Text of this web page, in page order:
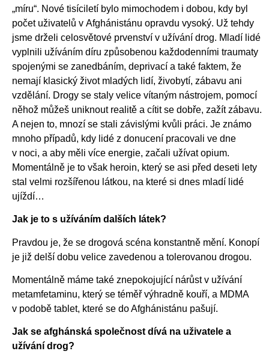
„míru“. Nové tisíciletí bylo mimochodem i dobou, kdy byl
počet uživatelů v Afghánistánu opravdu vysoký. Už tehdy
jsme drželi celosvětové prvenství v užívání drog. Mladí lidé
vyplnili užíváním díru způsobenou každodenními traumaty
spojenými se zanedbáním, deprivací a také faktem, že
nemají klasický život mladých lidí, živobytí, zábavu ani
vzdělání. Drogy se staly velice vítaným nástrojem, pomocí
něhož můžeš uniknout realitě a cítit se dobře, zažít zábavu.
A nejen to, mnozí se stali závislými kvůli práci. Je známo
mnoho případů, kdy lidé z donucení pracovali ve dne
v noci, a aby měli více energie, začali užívat opium.
Momentálně je to však heroin, který se asi před deseti lety
stal velmi rozšířenou látkou, na které si dnes mladí lidé
ujíždí…
Jak je to s užíváním dalších látek?
Pravdou je, že se drogová scéna konstantně mění. Konopí
je již delší dobu velice zavedenou a tolerovanou drogou.
Momentálně máme také znepokojující nárůst v užívání
metamfetaminu, který se téměř výhradně kouří, a MDMA
v podobě tablet, které se do Afghánistánu pašují.
Jak se afghánská společnost dívá na uživatele a
užívání drog?